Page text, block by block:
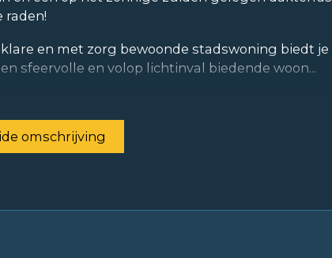
raden!
en met zorg bewoonde stadswoning biedt je
sfeervolle en volop lichtinval biedende woon...
omschrijving